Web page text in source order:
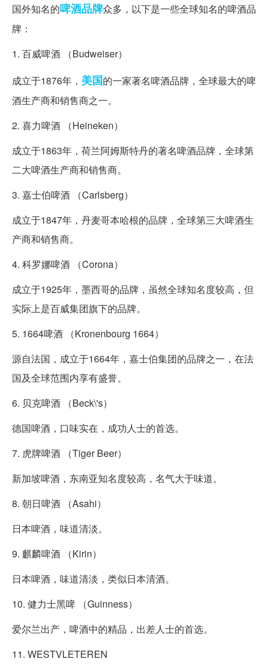
国外知名的啤酒品牌众多，以下是一些全球知名的啤酒品
牌：
1. 百威啤酒 （Budweiser）
成立于1876年， 美国的一家著名啤酒品牌，全球最大的啤
酒生产商和销售商之一。
2. 喜力啤酒 （Heineken）
成立于1863年，荷兰阿姆斯特丹的著名啤酒品牌，全球第
二大啤酒生产商和销售商。
3. 嘉士伯啤酒 （Carlsberg）
成立于1847年，丹麦哥本哈根的品牌，全球第三大啤酒生
产商和销售商。
4. 科罗娜啤酒 （Corona）
成立于1925年，墨西哥的品牌，虽然全球知名度较高，但
实际上是百威集团旗下的品牌。
5. 1664啤酒 （Kronenbourg 1664）
源自法国，成立于1664年，嘉士伯集团的品牌之一，在法
国及全球范围内享有盛誉。
6. 贝克啤酒 （Beck\'s）
德国啤酒，口味实在，成功人士的首选。
7. 虎牌啤酒 （Tiger Beer）
新加坡啤酒，东南亚知名度较高，名气大于味道。
8. 朝日啤酒 （Asahi）
日本啤酒，味道清淡。
9. 麒麟啤酒 （Kirin）
日本啤酒，味道清淡，类似日本清酒。
10. 健力士黑啤 （Guinness）
爱尔兰出产，啤酒中的精品，出差人士的首选。
11. WESTVLETEREN